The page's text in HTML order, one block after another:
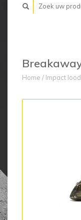
Home / Impact